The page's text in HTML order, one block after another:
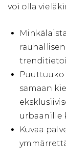
voi olla
samaan
urbaanille
Kuvaa